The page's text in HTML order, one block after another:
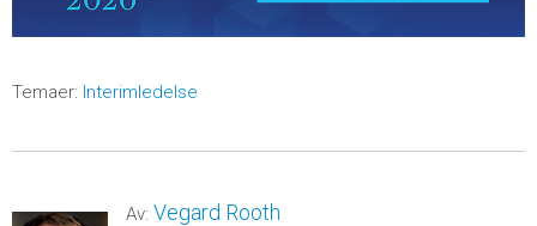
Temaer: Interimledelse
Av: Vegard Rooth